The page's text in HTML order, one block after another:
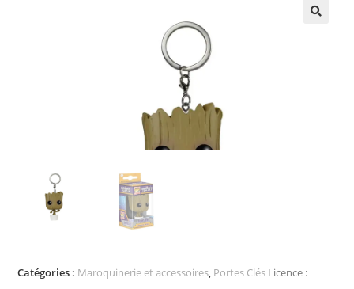
Catégories : Maroquinerie et accessoires, Portes Clés Licence :